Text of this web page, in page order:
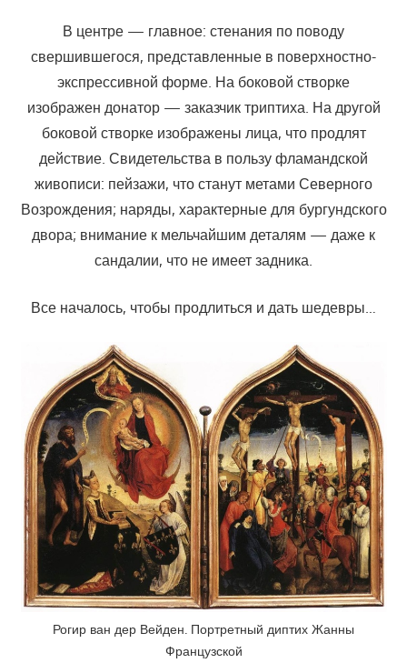
В центре — главное: стенания по поводу
свершившегося, представленные в поверхностно-
экспрессивной форме. На боковой створке
изображен донатор — заказчик триптиха. На другой
боковой створке изображены лица, что продлят
действие. Свидетельства в пользу фламандской
живописи: пейзажи, что станут метами Северного
Возрождения; наряды, характерные для бургундского
двора; внимание к мельчайшим деталям — даже к
сандалии, что не имеет задника.
Все началось, чтобы продлиться и дать шедевры…
Рогир ван дер Вейден. Портретный диптих Жанны
Французской